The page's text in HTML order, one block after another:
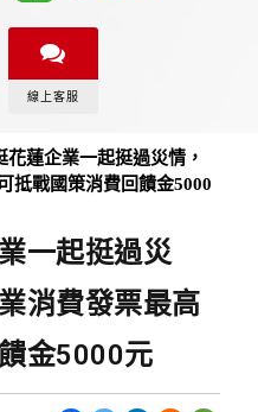
線上客服
花蓮企業一起挺過災情，
抵戰國策消費回饋金5000
一起挺過災
消費發票最高
金5000元